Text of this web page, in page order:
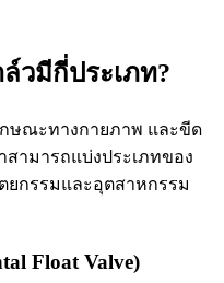
วมีกี่ประเภท?
ษณะทางกายภาพ และขีด
ามารถแบ่งประเภทของ
ยกรรมและอุตสาหกรรม
Float Valve)